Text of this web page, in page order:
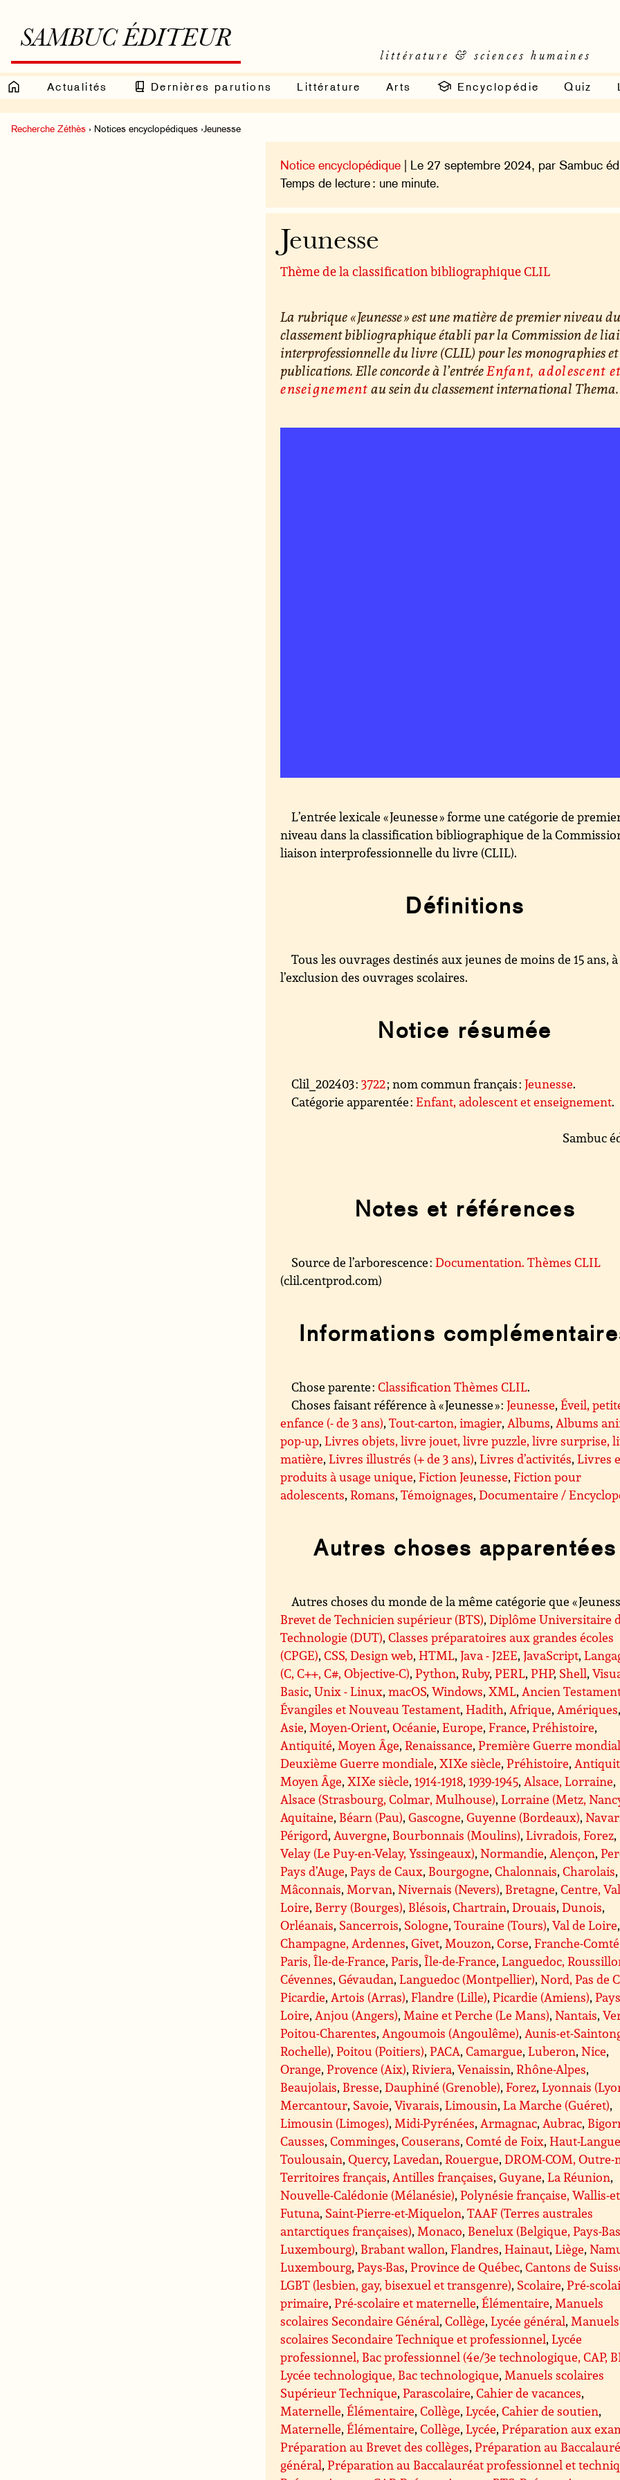
SAMBUC ÉDITEUR
littérature & sciences humaines
Actualités Dernières parutions Littérature Arts Encyclopédie Quiz
Recherche Zéthès › Notices encyclopédiques ›Jeunesse
Notice encyclopédique | Le 27 septembre 2024, par Sambuc
Temps de lecture : une minute.
Jeunesse
Thème de la classification bibliographique CLIL
La rubrique « Jeunesse » est une matière de premier niveau du
classement bibliographique établi par la Commission de
interprofessionnelle du livre (CLIL) pour les monographies et
publications. Elle concorde à l’entréeEnfant, adolescent et
enseignementau sein du classement international Thema.
L’entrée lexicale « Jeunesse » forme une catégorie de
niveau dans la classification bibliographique de la
liaison interprofessionnelle du livre (CLIL).
Définitions
Tous les ouvrages destinés aux jeunes de moins de 15 ans, à
l’exclusion des ouvrages scolaires.
Notice résumée
Clil_202403 :3722; nom commun français :Jeunesse.
Catégorie apparentée :Enfant, adolescent et enseignement.
Sambuc
Notes et références
Source de l’arborescence :Documentation. Thèmes CLIL
(clil.centprod.com)
Informations
Chose parente :Classification Thèmes CLIL.
Choses faisant référence à « Jeunesse » :Jeunesse,Éveil,
enfance (- de 3 ans),Tout-carton, imagier, Albums, Albums
pop-up,Livres objets, livre jouet, livre puzzle, livre surprise,
matière,Livres illustrés (+ de 3 ans),Livres d’activités,Livres
produits à usage unique,Fiction Jeunesse,Fiction pour
adolescents,Romans,Témoignages,Documentaire /
Autres choses apparentées
Autres choses du monde de la même catégorie que «
Brevet de Technicien supérieur (BTS),Diplôme Universitaire
Technologie (DUT),Classes préparatoires aux grandes écoles
(CPGE),CSS, Design web,HTML,Java - J2EE,JavaScript,
(C, C++, C#, Objective-C),Python,Ruby,PERL,PHP, Shell,
Basic,Unix - Linux,macOS,Windows,XML, Ancien
Évangiles et Nouveau Testament,Hadith, Afrique, Amériques,
Asie, Moyen-Orient,Océanie,Europe,France,Préhistoire,
Antiquité, Moyen Âge,Renaissance,Première Guerre
Deuxième Guerre mondiale,XIXe siècle,Préhistoire,
Moyen Âge,XIXe siècle,1914-1918,1939-1945, Alsace, Lorraine,
Alsace (Strasbourg, Colmar, Mulhouse),Lorraine (Metz,
Aquitaine, Béarn (Pau),Gascogne,Guyenne (Bordeaux),
Périgord, Auvergne, Bourbonnais (Moulins),Livradois, Forez,
Velay (Le Puy-en-Velay, Yssingeaux),Normandie, Alençon,
Pays d’Auge,Pays de Caux, Bourgogne,Chalonnais,Charolais,
Mâconnais, Morvan,Nivernais (Nevers), Bretagne,Centre,
Loire, Berry (Bourges), Blésois,Chartrain,Drouais,Dunois,
Orléanais, Sancerrois, Sologne,Touraine (Tours),Val de Loire,
Champagne, Ardennes,Givet, Mouzon,Corse,Franche-Comté
Paris, Île-de-France,Paris,Île-de-France,Languedoc,
Cévennes,Gévaudan,Languedoc (Montpellier),Nord, Pas de
Picardie, Artois (Arras),Flandre (Lille),Picardie (Amiens),
Loire, Anjou (Angers), Maine et Perche (Le Mans),Nantais,
Poitou-Charentes, Angoumois (Angoulême), Aunis-et-
Rochelle),Poitou (Poitiers),PACA,Camargue,Luberon,Nice,
Orange,Provence (Aix),Riviera,Venaissin,Rhône-Alpes,
Beaujolais, Bresse,Dauphiné (Grenoble),Forez,Lyonnais
Mercantour, Savoie,Vivarais,Limousin,La Marche (Guéret),
Limousin (Limoges), Midi-Pyrénées, Armagnac, Aubrac,
Causses,Comminges,Couserans,Comté de Foix,Haut-
Toulousain,Quercy,Lavedan,Rouergue,DROM-COM, Outre-
Territoires français, Antilles françaises,Guyane,La Réunion,
Nouvelle-Calédonie (Mélanésie),Polynésie française, Wallis-
Futuna, Saint-Pierre-et-Miquelon,TAAF (Terres australes
antarctiques françaises), Monaco, Benelux (Belgique, Pays-
Luxembourg), Brabant wallon,Flandres,Hainaut,Liège,
Luxembourg,Pays-Bas,Province de Québec,Cantons de
LGBT (lesbien, gay, bisexuel et transgenre), Scolaire,Pré-
primaire,Pré-scolaire et maternelle,Élémentaire, Manuels
scolaires Secondaire Général,Collège,Lycée général, Manuels
scolaires Secondaire Technique et professionnel,Lycée
professionnel, Bac professionnel (4e/3e technologique, CAP,
Lycée technologique, Bac technologique, Manuels scolaires
Supérieur Technique,Parascolaire,Cahier de vacances,
Maternelle,Élémentaire,Collège,Lycée,Cahier de soutien,
Maternelle,Élémentaire,Collège,Lycée,Préparation aux
Préparation au Brevet des collèges,Préparation au
général,Préparation au Baccalauréat professionnel et